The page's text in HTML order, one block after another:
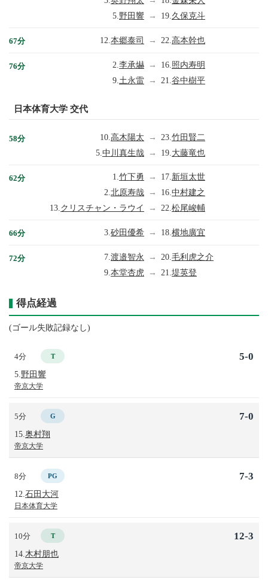
5. 野田響 → 19. 久保克斗
67分 12. 本郷泰司 → 22. 高本幹也
76分 2. 李承爀 → 16. 照内寿明
9. 土永雷 → 21. 谷中樹平
日本体育大学 交代
58分 10. 高木陽太 → 23. 竹田賢二
5. 中川真生哉 → 19. 大藤竜也
62分 1. 竹下勇 → 17. 新垣太世
2. 北原寿哉 → 16. 中村建之
13. クリスチャン・ラウイ → 22. 松尾峻輔
66分 3. 砂田優希 → 18. 横地廣宜
72分 7. 渡邉智永 → 20. 毛利虎之介
9. 本堂杏虎 → 21. 堤英登
得点経過
(ゴール失敗記録なし)
4分 T
5. 野田響
帝京大学
5-0
5分 G
15. 奥村翔
帝京大学
7-0
8分 PG
12. 石田大河
日本体育大学
7-3
10分 T
14. 木村朋也
帝京大学
12-3